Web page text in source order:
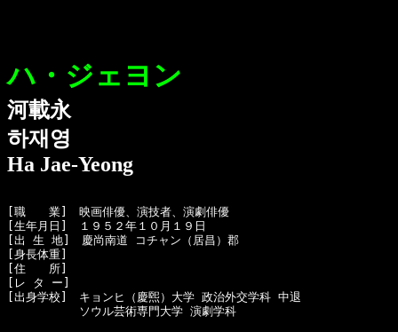
ハ・ジェヨン
河載永
하재영
Ha Jae-Yeong
[職　　業]　映画俳優、演技者、演劇俳優
[生年月日]　１９５２年１０月１９日
[出 生 地]　慶尚南道 コチャン（居昌）郡
[身長体重]
[住　　所]
[レ タ ー]
[出身学校]　キョンヒ（慶煕）大学 政治外交学科 中退
  　　　　　ソウル芸術専門大学 演劇学科